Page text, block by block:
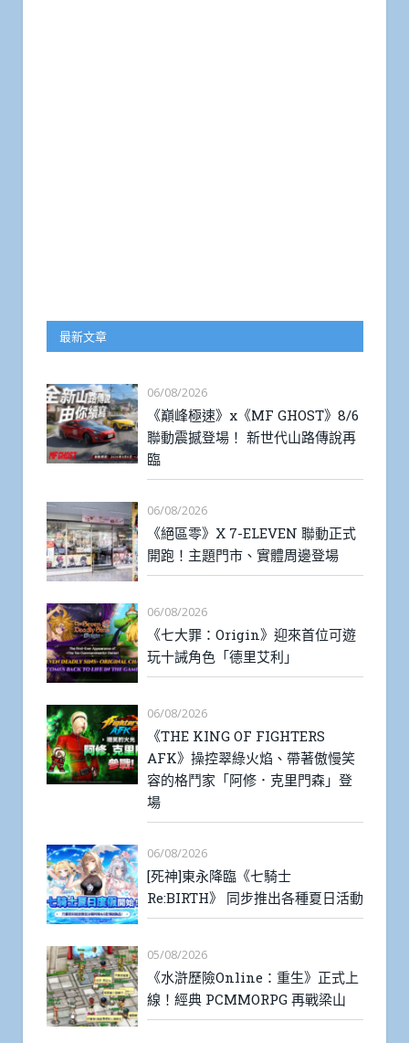
最新文章
06/08/2026
《巔峰極速》x《MF GHOST》8/6
聯動震撼登場！ 新世代山路傳說再
臨
06/08/2026
《絕區零》X 7-ELEVEN 聯動正式
開跑！主題門市、實體周邊登場
06/08/2026
《七大罪：Origin》迎來首位可遊
玩十誡角色「德里艾利」
06/08/2026
《THE KING OF FIGHTERS
AFK》操控翠綠火焰、帶著傲慢笑
容的格鬥家「阿修．克里門森」登
場
06/08/2026
[死神]東永降臨《七騎士
Re:BIRTH》 同步推出各種夏日活動
05/08/2026
《水滸歷險Online：重生》正式上
線！經典 PCMMORPG 再戰梁山